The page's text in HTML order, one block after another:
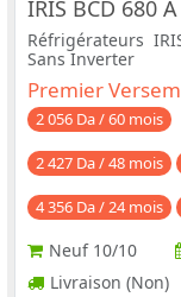
IRIS BCD 680
Réfrigérateurs
Sans Inverter
Premier
2 056 Da / 60 mois
2 427 Da / 48 mois
4 356 Da / 24 mois
Neuf 10/10
Livraison (Non)